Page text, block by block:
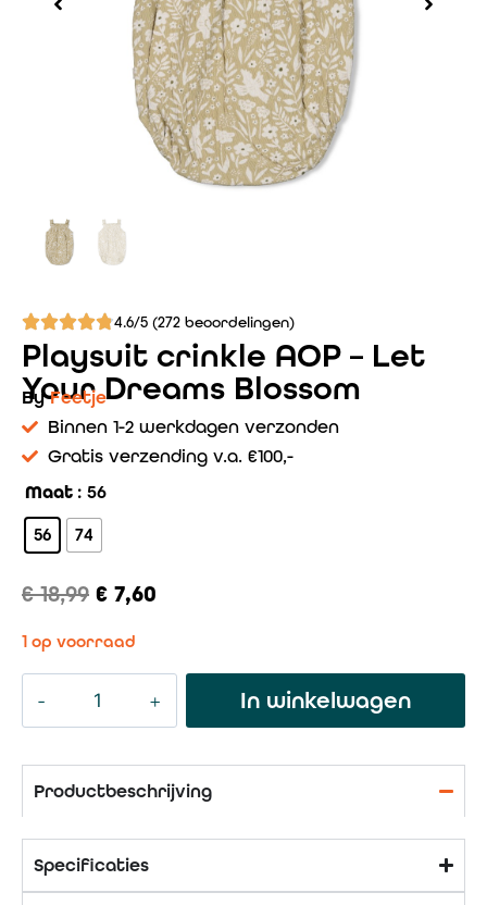
4.6/5 (272 beoordelingen)
Playsuit crinkle AOP – Let
Your Dreams Blossom
ByFeetje
Binnen 1-2 werkdagen verzonden
Gratis verzending v.a. €100,-
Maat : 56
56 74
€18,99 € 7,60
1 op voorraad
In winkelwagen
Productbeschrijving
Specificaties